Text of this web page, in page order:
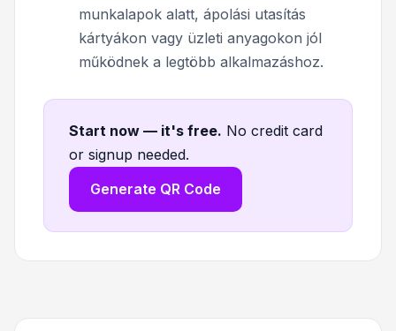
munkalapok alatt, ápolási utasítás
kártyákon vagy üzleti anyagokon jól
működnek a legtöbb alkalmazáshoz.
Start now — it's free. No credit card
or signup needed.
Generate QR Code